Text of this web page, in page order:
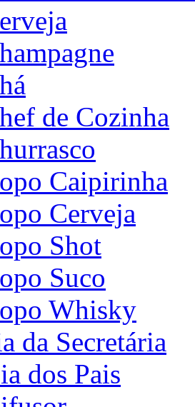
de Cozinha
Caipirinha
Cerveja
Shot
Suco
Whisky
da Secretária
dos Pais